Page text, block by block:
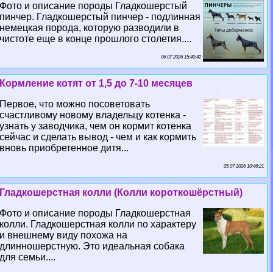
Фото и описание породы Гладкошерстый
пинчер. Гладкошерстый пинчер - подлинная
немецкая порода, которую разводили в
чистоте еще в конце прошлого столетия....
06 07 2026 15:40:42
Кормление котят от 1,5 до 7-10 месяцев
Первое, что можно посоветовать
счастливому новому владельцу котенка -
узнать у заводчика, чем он кормит котенка
сейчас и сделать вывод - чем и как кормить
вновь приобретенное дитя...
05 07 2026 10:46:21
Гладкошерстная колли (Колли короткошёрстный)
Фото и описание породы Гладкошерстная
колли. Гладкошерстная колли по хаpaктеру
и внешнему виду похожа на
длинношерстную. Это идеальная собака
для семьи....